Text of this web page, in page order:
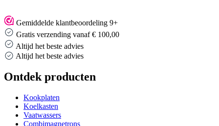
Gemiddelde klantbeoordeling 9+
Gratis verzending vanaf € 100,00
Altijd het beste advies
Gemiddelde klantbeoordeling 9+
Ontdek producten
Kookplaten
Koelkasten
Vaatwassers
Combimagnetrons